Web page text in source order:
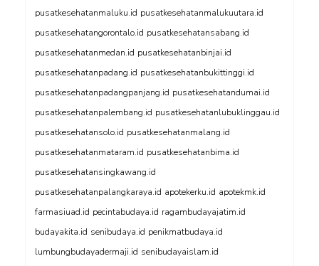
pusatkesehatanmaluku.id pusatkesehatanmalukuutara.id
pusatkesehatangorontalo.id pusatkesehatansabang.id
pusatkesehatanmedan.id pusatkesehatanbinjai.id
pusatkesehatanpadang.id pusatkesehatanbukittinggi.id
pusatkesehatanpadangpanjang.id pusatkesehatandumai.id
pusatkesehatanpalembang.id pusatkesehatanlubuklinggau.id
pusatkesehatansolo.id pusatkesehatanmalang.id
pusatkesehatanmataram.id pusatkesehatanbima.id
pusatkesehatansingkawang.id
pusatkesehatanpalangkaraya.id apotekerku.id apotekmk.id
farmasiuad.id pecintabudaya.id ragambudayajatim.id
budayakita.id senibudaya.id penikmatbudaya.id
lumbungbudayadermaji.id senibudayaislam.id